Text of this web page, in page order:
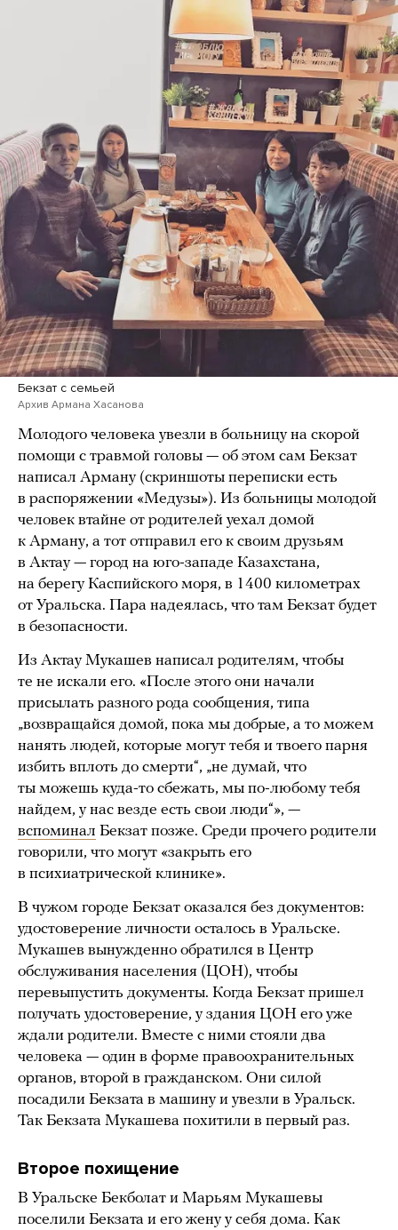
Бекзат с семьей
Архив Армана Хасанова
Молодого человека увезли в больницу на скорой
помощи с травмой головы — об этом сам Бекзат
написал Арману (скриншоты переписки есть
в распоряжении «Медузы»). Из больницы молодой
человек втайне от родителей уехал домой
к Арману, а тот отправил его к своим друзьям
в Актау — город на юго-западе Казахстана,
на берегу Каспийского моря, в 1400 километрах
от Уральска. Пара надеялась, что там Бекзат будет
в безопасности.
Из Актау Мукашев написал родителям, чтобы
те не искали его. «После этого они начали
присылать разного рода сообщения, типа
„возвращайся домой, пока мы добрые, а то можем
нанять людей, которые могут тебя и твоего парня
избить вплоть до смерти“, „не думай, что
ты можешь куда-то сбежать, мы по-любому тебя
найдем, у нас везде есть свои люди“», —
вспоминал Бекзат позже. Среди прочего родители
говорили, что могут «закрыть его
в психиатрической клинике».
В чужом городе Бекзат оказался без документов:
удостоверение личности осталось в Уральске.
Мукашев вынужденно обратился в Центр
обслуживания населения (ЦОН), чтобы
перевыпустить документы. Когда Бекзат пришел
получать удостоверение, у здания ЦОН его уже
ждали родители. Вместе с ними стояли два
человека — один в форме правоохранительных
органов, второй в гражданском. Они силой
посадили Бекзата в машину и увезли в Уральск.
Так Бекзата Мукашева похитили в первый раз.
Второе похищение
В Уральске Бекболат и Марьям Мукашевы
поселили Бекзата и его жену у себя дома. Как